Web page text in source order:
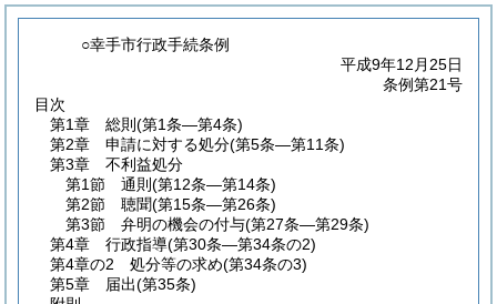
○幸手市行政手続条例
平成9年12月25日
条例第21号
目次
第1章
総則 (第1条―第4条)
第2章
申請に対する処分(第5条―第11条)
第3章
不利益処分
第1節
通則 (第12条―第14条)
第2節
聴聞(第15条―第26条)
第3節
弁明の機会の付与(第27条―第29条)
第4章
行政指導(第30条―第34条の2)
第4章の2
処分等の求め(第34条の3)
第5章
届出(第35条)